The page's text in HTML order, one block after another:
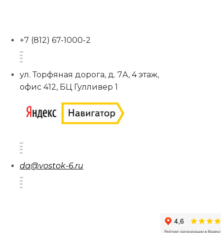
+7 (812) 67-1000-2
ул. Торфяная дорога, д. 7А, 4 этаж,
офис 412, БЦ Гулливер 1
da@vostok-6.ru